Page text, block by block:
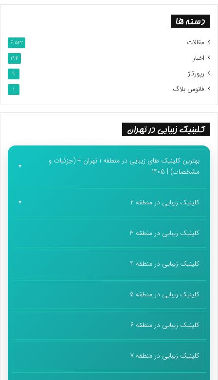
دسته ها
مقالات 6,522
اخبار 194
رپورتاژ 9
فانوس بلاگ 1
کلینیک زیبایی در تهران
بهترین کلینیک های زیبایی در منطقه 1 تهران + (جزئیات و
مشخصات) | 1405
کلینیک زیبایی در منطقه 2
کلینیک زیبایی در منطقه 3
کلینیک زیبایی در منطقه 4
کلینیک زیبایی در منطقه 5
کلینیک زیبایی در منطقه 6
کلینیک زیبایی در منطقه 7